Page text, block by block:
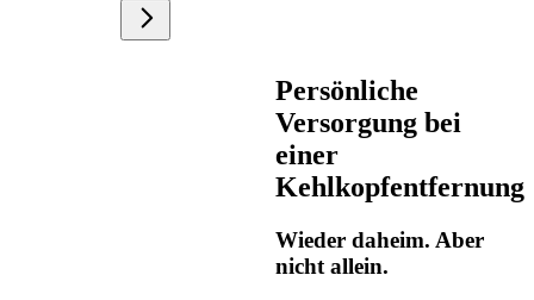
Persönliche
Versorgung bei
einer
Kehlkopfentfernung
Wieder daheim. Aber
nicht allein.